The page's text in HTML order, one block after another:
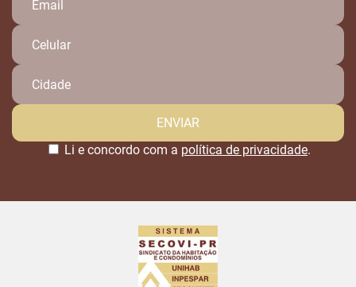
Li e concordo com a política de privacidade.